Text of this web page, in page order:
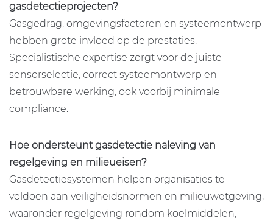
gasdetectieprojecten?
Gasgedrag, omgevingsfactoren en systeemontwerp
hebben grote invloed op de prestaties.
Specialistische expertise zorgt voor de juiste
sensorselectie, correct systeemontwerp en
betrouwbare werking, ook voorbij minimale
compliance.
Hoe ondersteunt gasdetectie naleving van
regelgeving en milieueisen?
Gasdetectiesystemen helpen organisaties te
voldoen aan veiligheidsnormen en milieuwetgeving,
waaronder regelgeving rondom koelmiddelen,